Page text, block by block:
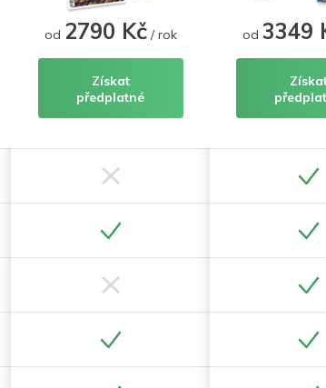
od 2790 Kč/ rok
Získat
předplatné
od 3349